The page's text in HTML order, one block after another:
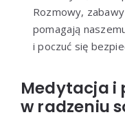
Rozmowy,
pomagają
i poczuć się
Medytacja i
w radzeniu